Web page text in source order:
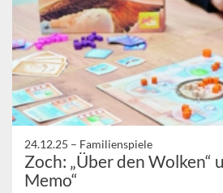
24.12.25 – Familienspiele
Zoch: „Über den Wolken“
Memo“